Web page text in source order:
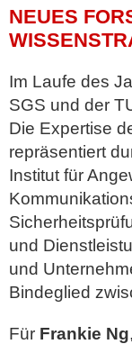
NEUES
Im Laufe des
SGS und der
Die Expertise
repräsentiert
Institut für
und
und
Bindeglied
Für Frankie Ng